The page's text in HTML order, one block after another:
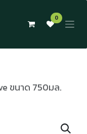
0
ขนาด 750มล.